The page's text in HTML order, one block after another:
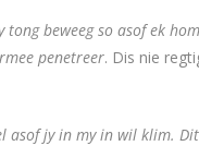
beweeg so asof ek
penetreer. Dis nie
asof jy in my in wil klim.